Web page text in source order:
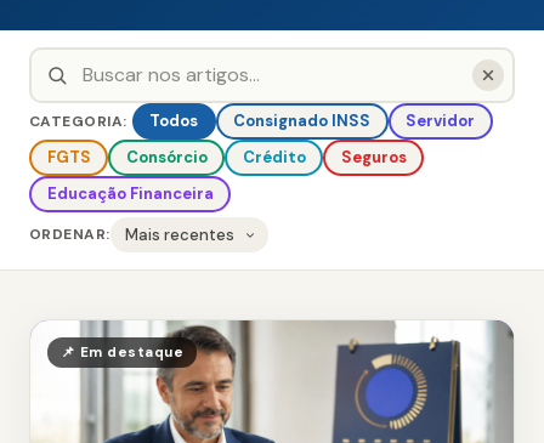
Portabilidade
Crédito Pessoal
CONSÓRCIO
Moto
Agronegócio
CATEGORIA: Todos Consignado INSS
Servidor
FGTS
Consórcio Crédito
Seguros
Educação Financeira
ORDENAR:
📌 Em destaque